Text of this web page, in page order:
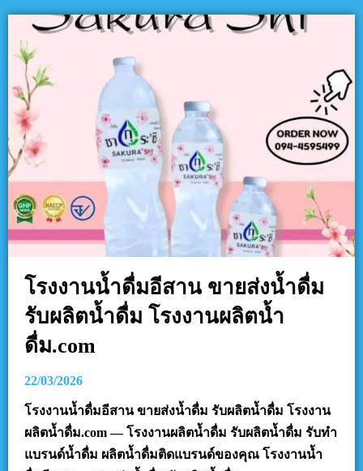
โรงงานน้ำดื่มอีสาน ขายส่งน้ำดื่ม
รับผลิตน้ำดื่ม โรงงานผลิตน้ำ
ดื่ม.com
22/03/2026
โรงงานน้ำดื่มอีสาน ขายส่งน้ำดื่ม รับผลิตน้ำดื่ม โรงงาน
ผลิตน้ำดื่ม.com — โรงงานผลิตน้ำดื่ม รับผลิตน้ำดื่ม รับทำ
แบรนด์น้ำดื่ม ผลิตน้ำดื่มติดแบรนด์ของคุณ โรงงานน้ำ